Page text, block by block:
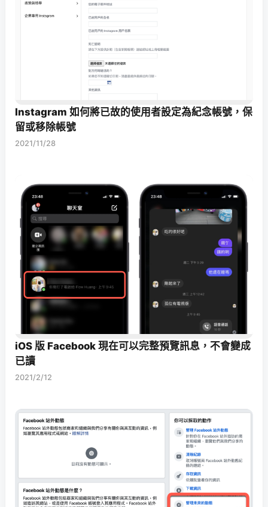
Instagram 如何將已故的使用者設定為紀念帳號，保
留或移除帳號
2021/11/28
iOS 版 Facebook 現在可以完整預覽訊息，不會變成
已讀
2021/2/12